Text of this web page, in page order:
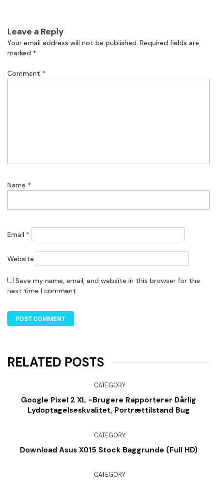
Leave a Reply
Your email address will not be published. Required fields are
marked *
Comment *
Name *
Email *
Website
Save my name, email, and website in this browser for the
next time I comment.
RELATED POSTS
CATEGORY
Google Pixel 2 XL -brugere Rapporterer Dårlig
Lydoptagelseskvalitet, Portrættilstand Bug
CATEGORY
Download Asus X015 Stock Baggrunde (Full HD)
CATEGORY